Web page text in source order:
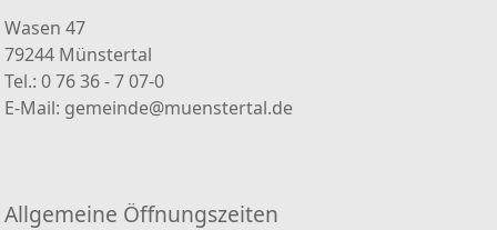
Wasen 47
79244 Münstertal
Tel.: 0 76 36 - 7 07-0
E-Mail: gemeinde@muenstertal.de
Allgemeine Öffnungszeiten